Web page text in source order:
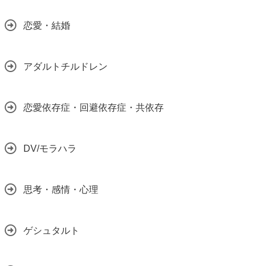
恋愛・結婚
アダルトチルドレン
恋愛依存症・回避依存症・共依存
DV/モラハラ
思考・感情・心理
ゲシュタルト